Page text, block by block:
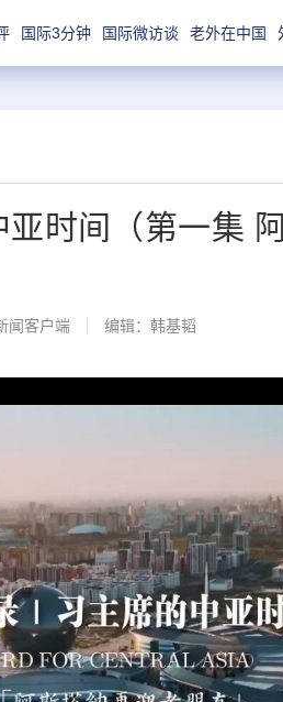
国际3分钟 国际微访谈 老外在中国
时间（第一集
闻客户端 编辑：韩基韬